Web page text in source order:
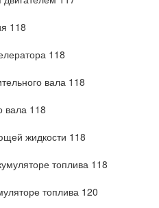
118
118
вала 118
вала 118
жидкости 118
топлива 118
топлива 120